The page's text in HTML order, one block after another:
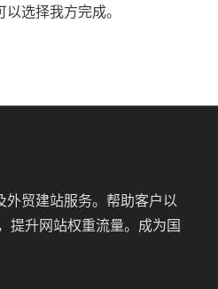
选择我方完成。
贸建站服务。帮助客户以
提升网站权重流量。成为国